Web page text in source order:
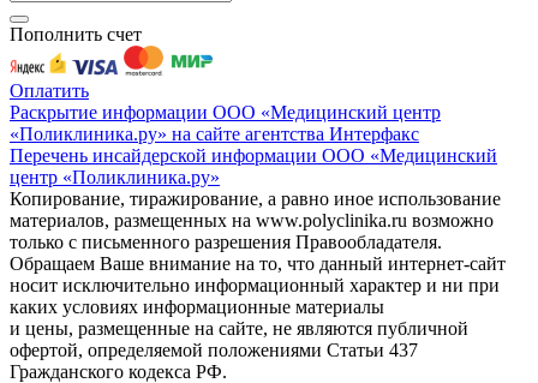
Пополнить счет
Оплатить
Раскрытие информации ООО «Медицинский центр
«Поликлиника.ру» на сайте агентства Интерфакс
Перечень инсайдерской информации ООО «Медицинский
центр «Поликлиника.ру»
Копирование, тиражирование, а равно иное использование
материалов, размещенных на www.polyclinika.ru возможно
только с письменного разрешения Правообладателя.
Обращаем Ваше внимание на то, что данный интернет-сайт
носит исключительно информационный характер и ни при
каких условиях информационные материалы
и цены, размещенные на сайте, не являются публичной
офертой, определяемой положениями Статьи 437
Гражданского кодекса РФ.